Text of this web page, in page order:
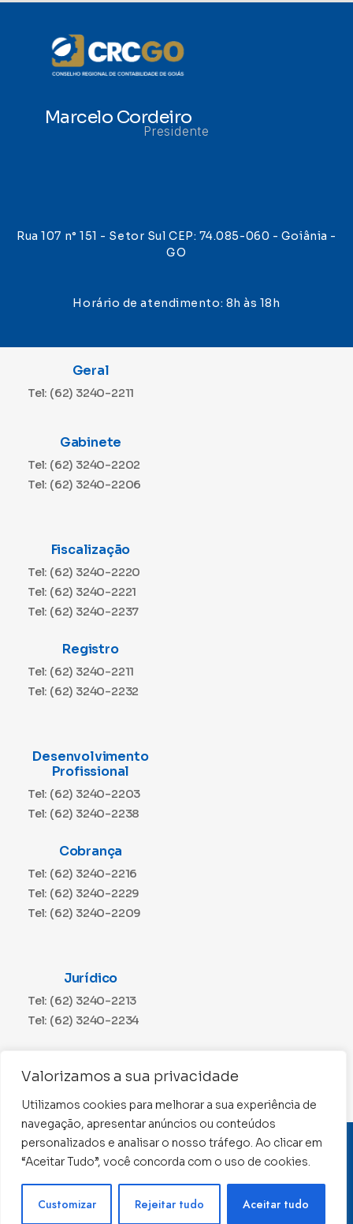
Valorizamos a sua privacidade
Utilizamos cookies para melhorar a sua experiência de
navegação, apresentar anúncios ou conteúdos
personalizados e analisar o nosso tráfego. Ao clicar em
“Aceitar Tudo”, você concorda com o uso de cookies.
Customizar Rejeitar tudo Aceitar tudo
Marcelo Cordeiro
Presidente
Rua 107 n° 151 - Setor Sul CEP: 74.085-060 - Goiânia -
GO
Horário de atendimento: 8h às 18h
Geral
Tel: (62) 3240-2211
Gabinete
Tel: (62) 3240-2202
Tel: (62) 3240-2206
Fiscalização
Tel: (62) 3240-2220
Tel: (62) 3240-2221
Tel: (62) 3240-2237
Registro
Tel: (62) 3240-2211
Tel: (62) 3240-2232
Desenvolvimento
Profissional
Tel: (62) 3240-2203
Tel: (62) 3240-2238
Cobrança
Tel: (62) 3240-2216
Tel: (62) 3240-2229
Tel: (62) 3240-2209
Jurídico
Tel: (62) 3240-2213
Tel: (62) 3240-2234
Tel: (62) 3240-2230
CNPJ: 01.015.676/0001-11
Conselho Regional de Contabilidade de Goiás 2022 –
Todos os direitos reservados
Desenvolvido por:
Precisa de ajuda ?